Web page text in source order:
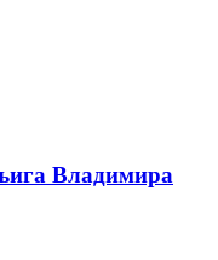
Владимира